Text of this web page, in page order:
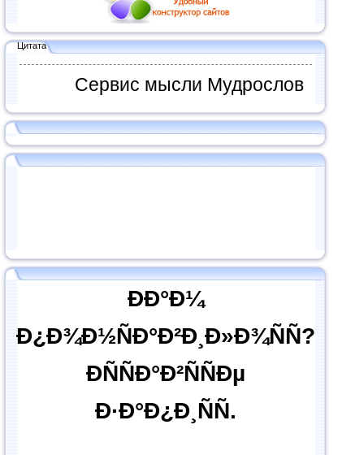
Цитата
Сервис мысли Мудрослов
ÐÐ°Ð¼
Ð¿Ð¾Ð½ÑÐ°Ð²Ð¸Ð»Ð¾ÑÑ?
ÐÑÑÐ°Ð²ÑÑÐµ
Ð·Ð°Ð¿Ð¸ÑÑ.